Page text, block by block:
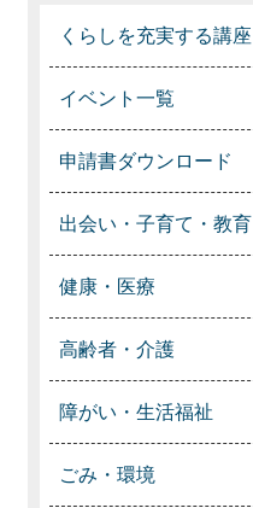
くらしを充実する講座
イベント一覧
申請書ダウンロード
出会い・子育て・教育
健康・医療
高齢者・介護
障がい・生活福祉
ごみ・環境